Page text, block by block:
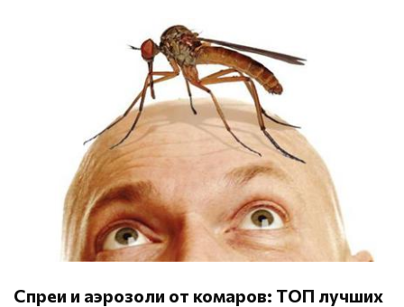
Спреи и аэрозоли от комаров: ТОП лучших